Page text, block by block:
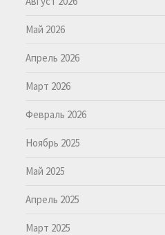
Май 2026
Апрель 2026
Март 2026
Февраль 2026
Ноябрь 2025
Май 2025
Апрель 2025
Март 2025